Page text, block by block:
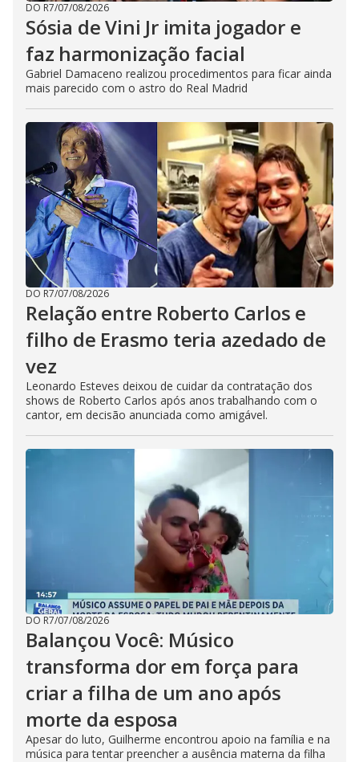
DO R7/07/08/2026
Sósia de Vini Jr imita jogador e
faz harmonização facial
Gabriel Damaceno realizou procedimentos para ficar ainda
mais parecido com o astro do Real Madrid
DO R7/07/08/2026
Relação entre Roberto Carlos e
filho de Erasmo teria azedado de
vez
Leonardo Esteves deixou de cuidar da contratação dos
shows de Roberto Carlos após anos trabalhando com o
cantor, em decisão anunciada como amigável.
DO R7/07/08/2026
Balançou Você: Músico
transforma dor em força para
criar a filha de um ano após
morte da esposa
Apesar do luto, Guilherme encontrou apoio na família e na
música para tentar preencher a ausência materna da filha